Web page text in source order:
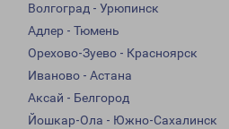
Волгоград - Урюпинск
Адлер - Тюмень
Орехово-Зуево - Красноярск
Иваново - Астана
Аксай - Белгород
Йошкар-Ола - Южно-Сахалинск